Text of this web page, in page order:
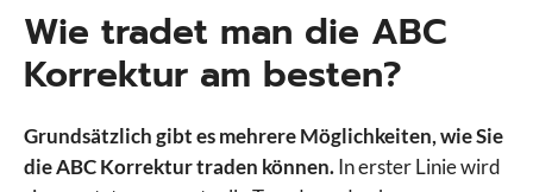
Wie tradet man die ABC
Korrektur am besten?
Grundsätzlich gibt es mehrere Möglichkeiten, wie Sie
die ABC Korrektur traden können.In erster Linie wird